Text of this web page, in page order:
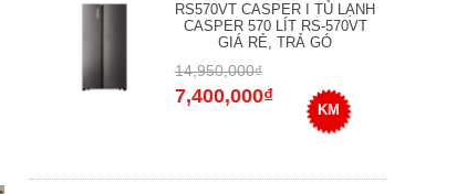
RS570VT CASPER I TỦ LẠNH
CASPER 570 LÍT RS-570VT
GIÁ RẺ, TRẢ GÓ
14,950,000₫
7,400,000₫
KM